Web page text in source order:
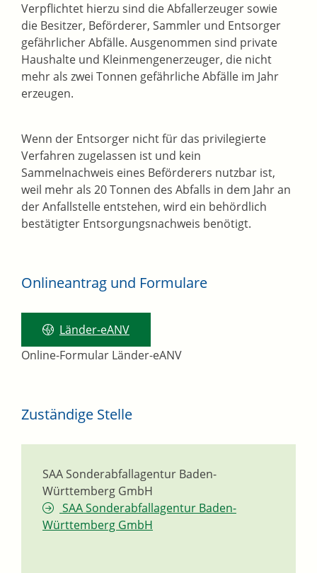
Verpflichtet hierzu sind die Abfallerzeuger sowie
die Besitzer, Beförderer, Sammler und Entsorger
gefährlicher Abfälle. Ausgenommen sind private
Haushalte und Kleinmengenerzeuger, die nicht
mehr als zwei Tonnen gefährliche Abfälle im Jahr
erzeugen.
Wenn der Entsorger nicht für das privilegierte
Verfahren zugelassen ist und kein
Sammelnachweis eines Beförderers nutzbar ist,
weil mehr als 20 Tonnen des Abfalls in dem Jahr an
der Anfallstelle entstehen, wird ein behördlich
bestätigter Entsorgungsnachweis benötigt.
Onlineantrag und Formulare
Länder-eANV
Online-Formular Länder-eANV
Zuständige Stelle
SAA Sonderabfallagentur Baden-
Württemberg GmbH
SAA Sonderabfallagentur Baden-
Württemberg GmbH